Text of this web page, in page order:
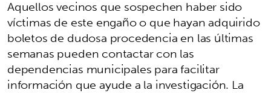
Aquellos vecinos que sospechen haber sido
víctimas de este engaño o que hayan adquirido
boletos de dudosa procedencia en las últimas
semanas pueden contactar con las
dependencias municipales para facilitar
información que ayude a la investigación. La